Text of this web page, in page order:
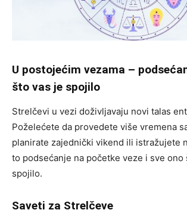
U postojećim vezama –
što vas je spojilo
Strelčevi u vezi doživljavaju novi talas
Poželećete da provedete više vremena
planirate zajednički vikend ili istražujete
to podsećanje na početke veze i sve ono
spojilo.
Saveti za Strelčeve